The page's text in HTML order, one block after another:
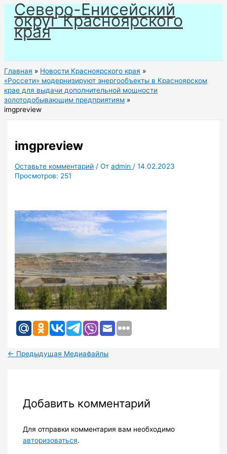
Перейти
содержимому
Северо-Енисейский
округ Красноярского
края
Главная
Новости Красноярского края
«Россети» модернизируют энергообъекты в Красноярском
крае для выдачи дополнительной мощности
золотодобывающим предприятиям
imgpreview
imgpreview
Оставьте комментарий / Отadmin /14.02.2023
Просмотров: 251
← Предыдущая Медиафайлы
Добавить комментарий
Для отправки комментария вам необходимо
авторизоваться.